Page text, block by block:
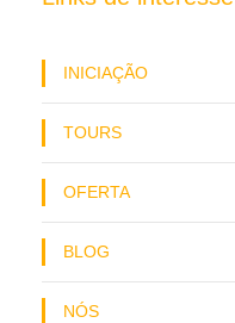
INICIAÇÃO
TOURS
OFERTA
BLOG
NÓS